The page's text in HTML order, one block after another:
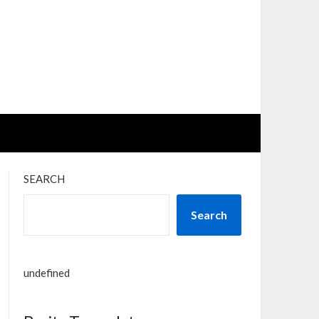
SEARCH
Search
undefined